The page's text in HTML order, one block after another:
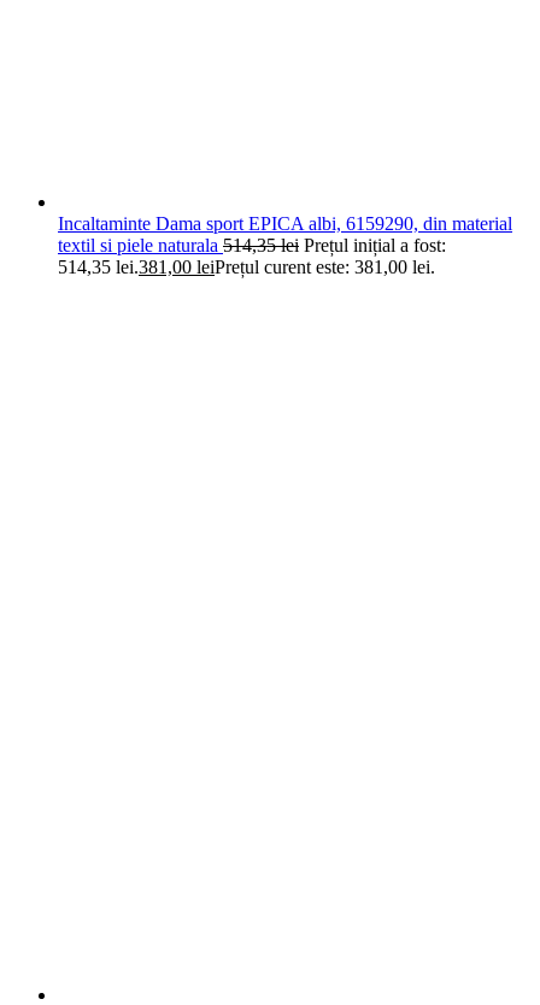
Incaltaminte Dama sport EPICA albi, 6159290, din material
textil si piele naturala 514,35lei Prețul inițial a fost:
514,35 lei.381,00 leiPrețul curent este: 381,00 lei.